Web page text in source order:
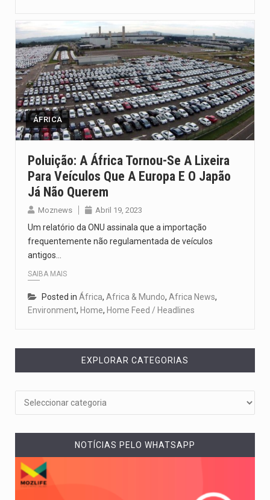
ÁFRICA
Poluição: A África Tornou-Se A Lixeira
Para Veículos Que A Europa E O Japão
Já Não Querem
Moznews Abril 19, 2023
Um relatório da ONU assinala que a importação
frequentemente não regulamentada de veículos
antigos…
SAIBA MAIS
Posted in África, Africa & Mundo, Africa News,
Environment, Home, Home Feed / Headlines
EXPLORAR CATEGORIAS
NOTÍCIAS PELO WHATSAPP